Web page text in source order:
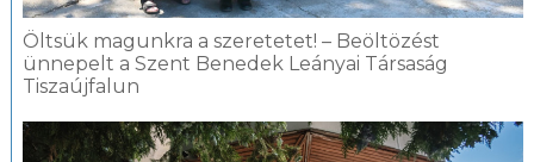
Öltsük magunkra a szeretetet! – Beöltözést
ünnepelt a Szent Benedek Leányai Társaság
Tiszaújfalun